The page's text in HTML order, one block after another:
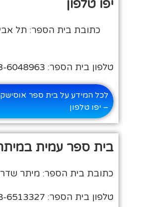
יפו טלפון
כתובת בית הספר: תל
טלפון בית הספר: 03-6048963
לכל המידע על בית ספר
– יפו טלפון
בית ספר עמית במיתר
כתובת בית הספר: מיתר
טלפון בית הספר: 08-6513327